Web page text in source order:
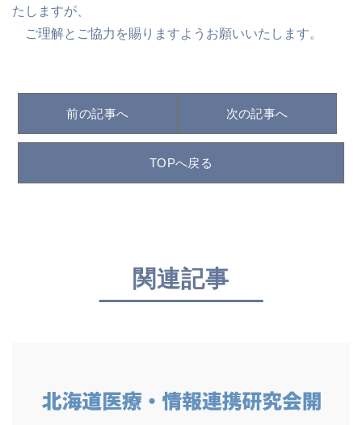
たしますが、
ご理解とご協力を賜りますようお願いいたします。
前の記事へ 次の記事へ
TOPへ戻る
関連記事